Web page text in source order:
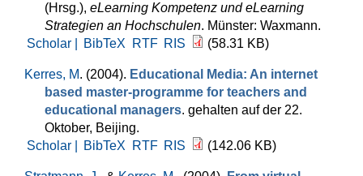
(Hrsg.), eLearning Kompetenz und eLearning
Strategien an Hochschulen. Münster: Waxmann.
Scholar |
BibTeX RTF RIS (58.31 KB)
Kerres, M. (2004). Educational Media: An internet
based master-programme for teachers and
educational managers. gehalten auf der 22.
Oktober, Beijing.
Scholar |
BibTeX RTF RIS (142.06 KB)